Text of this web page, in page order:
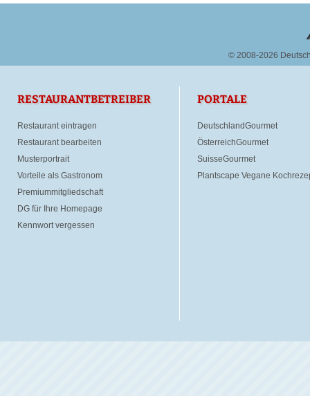
© 2008-2026
RESTAURANTBETREIBER
Restaurant eintragen
Restaurant bearbeiten
Musterportrait
Vorteile als Gastronom
Premiummitgliedschaft
DG für Ihre Homepage
Kennwort vergessen
PORTALE
DeutschlandGourmet
ÖsterreichGourmet
SuisseGourmet
Plantscape Vegane